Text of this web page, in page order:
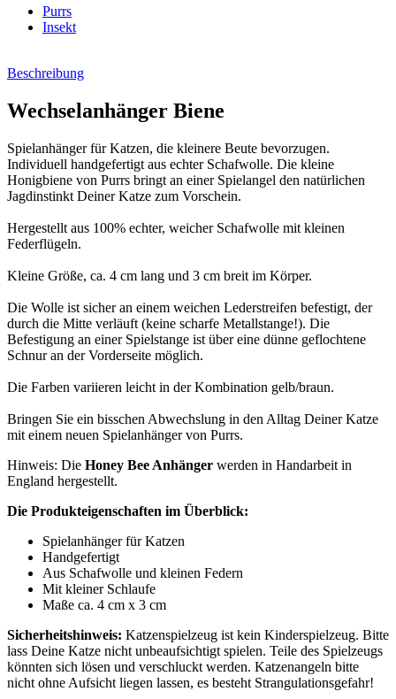
Spielanhänger für Katzen, die kleinere Beute bevorzugen.
Individuell handgefertigt aus echter Schafwolle. Die kleine
Jagdinstinkt Deiner Katze zum Vorschein.
Federflügeln.
Kleine Größe, ca. 4 cm lang und 3 cm breit im Körper.
Die Wolle ist sicher an einem weichen Lederstreifen befestigt, der
durch die Mitte verläuft (keine scharfe Metallstange!). Die
Befestigung an einer Spielstange ist über eine dünne geflochtene
Schnur an der Vorderseite möglich.
Die Farben variieren leicht in der Kombination gelb/braun.
Bringen Sie ein bisschen Abwechslung in den Alltag Deiner Katze
mit einem neuen Spielanhänger von Purrs.
Hinweis: DieHoney Bee Anhängerwerden in Handarbeit in
England hergestellt.
Die Produkteigenschaften im Überblick:
Handgefertigt
Aus Schafwolle und kleinen Federn
Mit kleiner Schlaufe
Maße ca. 4 cm x 3 cm
Sicherheitshinweis:
Katzenspielzeug ist kein Kinderspielzeug. Bitte
lass Deine Katze nicht unbeaufsichtigt spielen. Teile des Spielzeugs
könnten sich lösen und verschluckt werden. Katzenangeln bitte
nicht ohne Aufsicht liegen lassen, es besteht Strangulationsgefahr!
Artikeldetails
Inhalt
1 Stück
Maße
Körper 4 x 3 cm